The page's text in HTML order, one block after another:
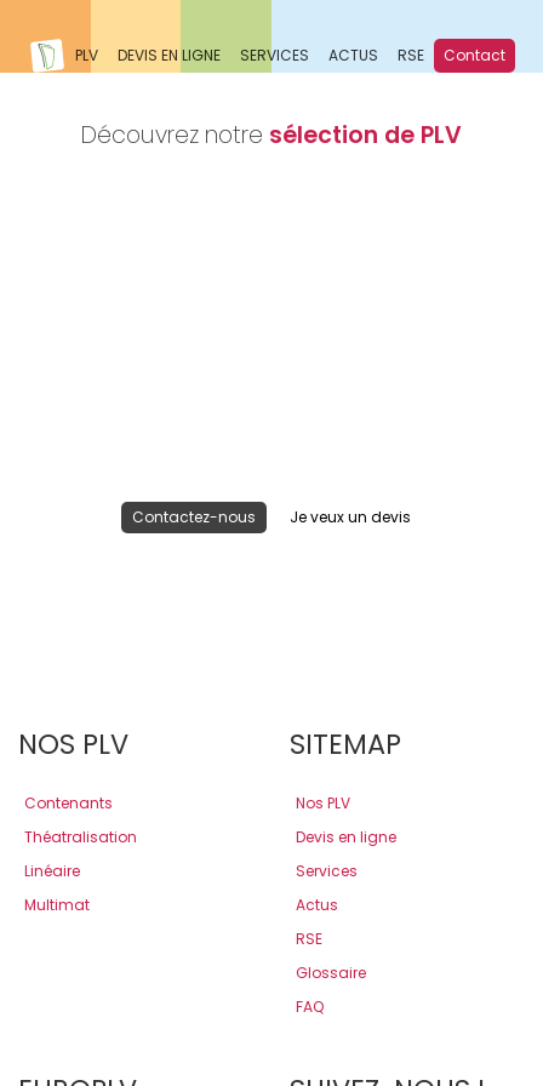
PLV DEVIS EN LIGNE SERVICES ACTUS RSE Contact
Découvrez notre sélection de PLV
Contactez-nous Je veux un devis
NOS PLV
Contenants
Théatralisation
Linéaire
Multimat
SITEMAP
Nos PLV
Devis en ligne
Services
Actus
RSE
Glossaire
FAQ